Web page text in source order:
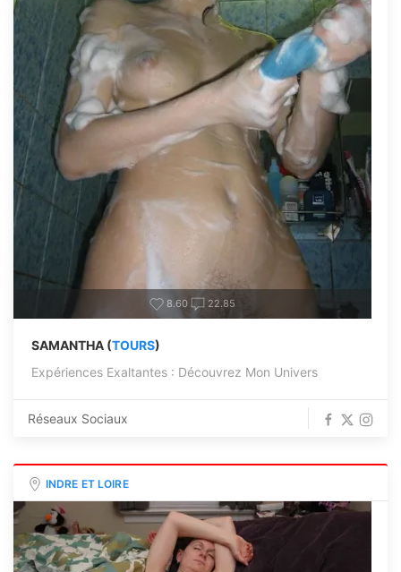
8.60 22.85
SAMANTHA (TOURS)
Expériences Exaltantes : Découvrez Mon Univers
Réseaux Sociaux
INDRE ET LOIRE